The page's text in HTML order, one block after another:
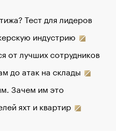
Тест для лидеров
индустрию
от лучших сотрудников
до атак на склады
Зачем им это
яхт и квартир